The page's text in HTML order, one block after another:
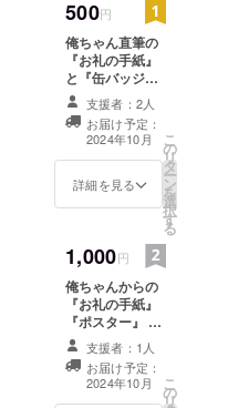
500円
俺ちゃん直筆の
『お礼の手紙』
と『缶バッジ』
缶バッジサイ
ズ 38mm 缶
バッジは支援金
額は1つのみとな
ります。
支援者：2人
お届け予定：
2024年10月
詳細を見る
こ
の
リ
タ
ー
ン
を
選
択
す
る
1,000円
俺ちゃんからの
『お礼の手紙』
『ポスター』 ポ
スターサイズ
420×594mm A2
サイズ ポスター
は1枚のみとなり
支援者：1人
お届け予定：
2024年10月
こ
の
リ